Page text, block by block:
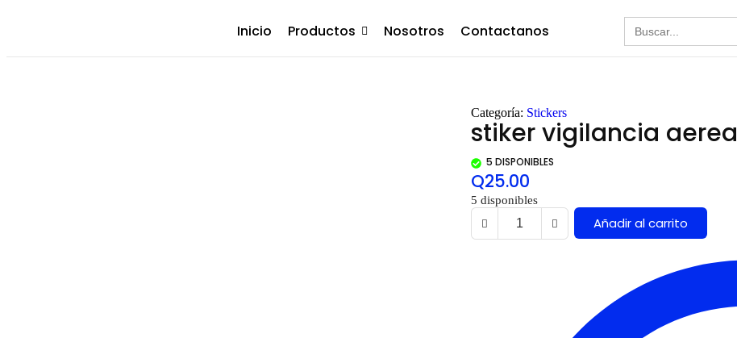
Inicio Productos Nosotros Contactanos Buscar:
Categoría: Stickers
stiker vigilancia aerea
5 DISPONIBLES
Q25.00
5 disponibles
Añadir al carrito